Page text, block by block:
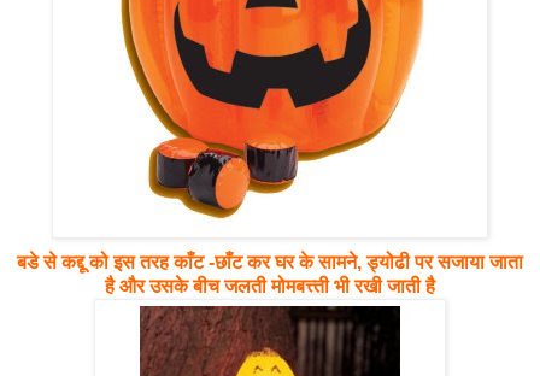
बडे से कद्दू को इस तरह काँट -छाँट कर घर के सामने, ड्योढी पर सजाया जाता
है और उसके बीच जलती मोमबत्त्ती भी रखी जाती है